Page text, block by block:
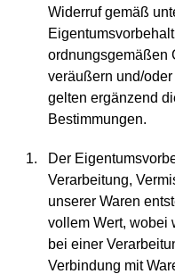
Widerruf gemäß
ordnungsgemäßen
veräußern und/oder
gelten ergänzend
Bestimmungen.
Der
Verarbeitung,
unserer Waren
vollem Wert, wobei
bei einer
Verbindung mit